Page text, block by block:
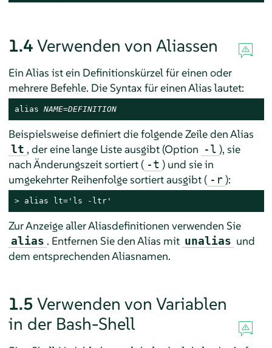
1.4 Verwenden von Aliassen
Ein Alias ist ein Definitionskürzel für einen oder
mehrere Befehle. Die Syntax für einen Alias lautet:
alias NAME=DEFINITION
Beispielsweise definiert die folgende Zeile den Alias
lt , der eine lange Liste ausgibt (Option -l ), sie
nach Änderungszeit sortiert ( -t ) und sie in
umgekehrter Reihenfolge sortiert ausgibt ( -r ):
> alias lt='ls -ltr'
Zur Anzeige aller Aliasdefinitionen verwenden Sie
alias . Entfernen Sie den Alias mit unalias und
dem entsprechenden Aliasnamen.
1.5 Verwenden von Variablen
in der Bash-Shell